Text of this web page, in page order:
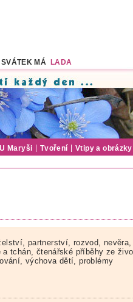
MÁ LADA
U Maryši Tvoření Vtipy a obrázky
partnerství, rozvod, nevěra,
tchán, čtenářské příběhy ze
výchova dětí, problémy